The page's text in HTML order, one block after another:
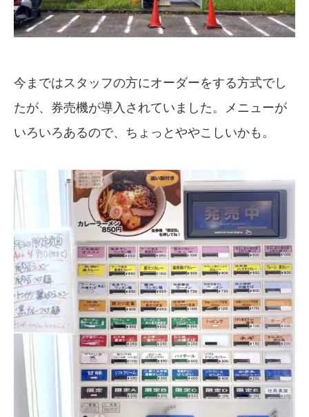
今まではスタッフの方にオーダーをする方式でし
たが、券売機が導入されていました。メニューが
いろいろあるので、ちょっとややこしいかも。